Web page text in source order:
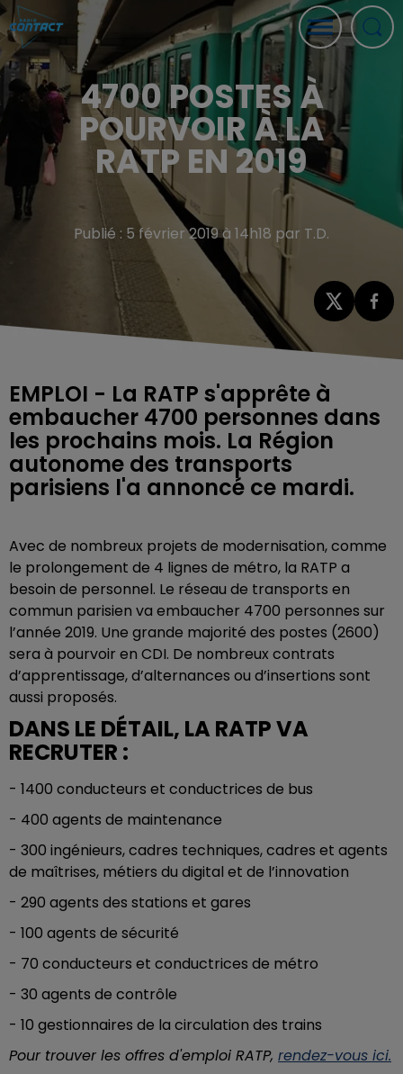
4700 POSTES À
POURVOIR À LA
RATP EN 2019
Publié : 5 février 2019 à 14h18 par T.D.
EMPLOI - La RATP s'apprête à
embaucher 4700 personnes dans
les prochains mois. La Région
autonome des transports
parisiens l'a annoncé ce mardi.
Avec de nombreux projets de modernisation, comme
le prolongement de 4 lignes de métro, la RATP a
besoin de personnel. Le réseau de transports en
commun parisien va embaucher 4700 personnes sur
l’année 2019. Une grande majorité des postes (2600)
sera à pourvoir en CDI. De nombreux contrats
d’apprentissage, d’alternances ou d’insertions sont
aussi proposés.
DANS LE DÉTAIL, LA RATP VA
RECRUTER :
- 1400 conducteurs et conductrices de bus
- 400 agents de maintenance
- 300 ingénieurs, cadres techniques, cadres et agents
de maîtrises, métiers du digital et de l’innovation
- 290 agents des stations et gares
- 100 agents de sécurité
- 70 conducteurs et conductrices de métro
- 30 agents de contrôle
- 10 gestionnaires de la circulation des trains
Pour trouver les offres d'emploi RATP, rendez-vous ici.